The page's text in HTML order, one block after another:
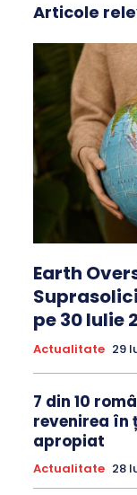
Articole
Earth
pe 30 Iulie
Actualitate 29
7 din 10
revenirea
apropiat
Actualitate 28